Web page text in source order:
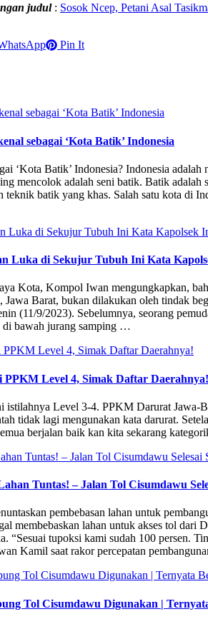
judul: Sosok Ncep, Petani Asal
Pin It
sebagai ‘Kota Batik’ Indonesia
‘Kota Batik’ Indonesia? Indonesia adalah
mencolok adalah seni batik. Batik
teknik batik yang khas. Salah satu kota di
Luka di Sekujur Tubuh Ini Kata
Kota, Kompol Iwan mengungkapkan,
Jawa Barat, bukan dilakukan oleh tindak
(11/9/2023). Sebelumnya, seorang
di bawah jurang samping …
Level 4, Simak Daftar Daerahnya!
Level 3-4. PPKM Darurat Jawa-
tidak lagi mengunakan kata darurat.
berjalan baik kan kita sekarang
Tuntas! – Jalan Tol Cisumdawu
pembebasan lahan untuk
membebaskan lahan untuk akses tol dari
“Sesuai tupoksi kami sudah 100 persen.
Kamil saat rakor percepatan
Tol Cisumdawu Digunakan |